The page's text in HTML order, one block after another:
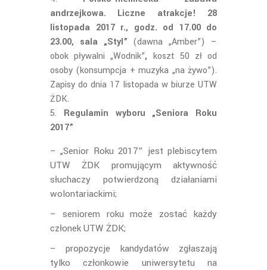
andrzejkowa. Liczne atrakcje! 28
listopada 2017 r., godz. od 17.00 do
23.00, sala „Styl” (dawna „Amber”) –
obok pływalni „Wodnik”, koszt 50 zł od
osoby (konsumpcja + muzyka „na żywo”).
Zapisy do dnia 17 listopada w biurze UTW
ŻDK.
Regulamin wyboru „Seniora Roku
2017”
– „Senior Roku 2017” jest plebiscytem
UTW ŻDK promującym aktywność
słuchaczy potwierdzoną działaniami
wolontariackimi;
– seniorem roku może zostać każdy
członek UTW ŻDK;
– propozycje kandydatów zgłaszają
tylko członkowie uniwersytetu na